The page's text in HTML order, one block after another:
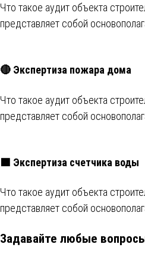
Что такое аудит объекта
представляет собой
🔴 Экспертиза пожара дома
Что такое аудит объекта
представляет собой
🟩 Экспертиза счетчика воды
Что такое аудит объекта
представляет собой
Задавайте любые